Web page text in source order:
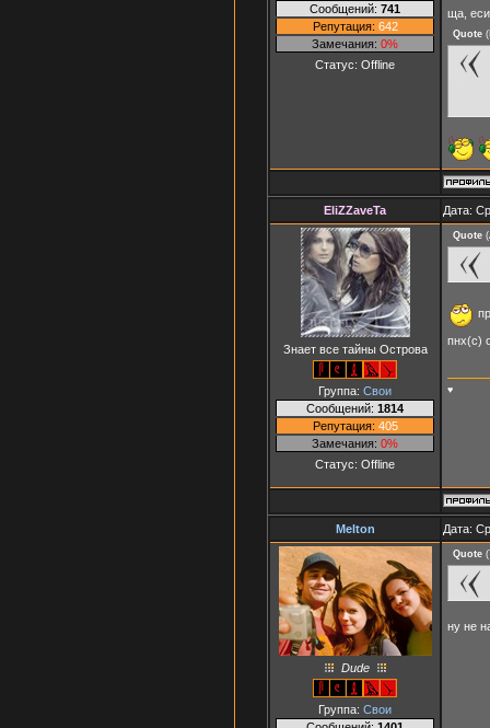
Сообщений: 741
Репутация: 642
Замечания: 0%
Статус: Offline
ща,
Quote (
EliZZaveTa Дата:
Знает все тайны Острова
Группа: Свои
Сообщений: 1814
Репутация: 405
Замечания: 0%
Статус: Offline
Quote (
пнх(с)
♥
Melton Дата:
Dude
Группа: Свои
Quote (
ну не